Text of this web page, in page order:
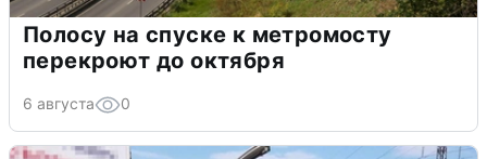
Полосу на спуске к метромосту
перекроют до октября
6 августа 0